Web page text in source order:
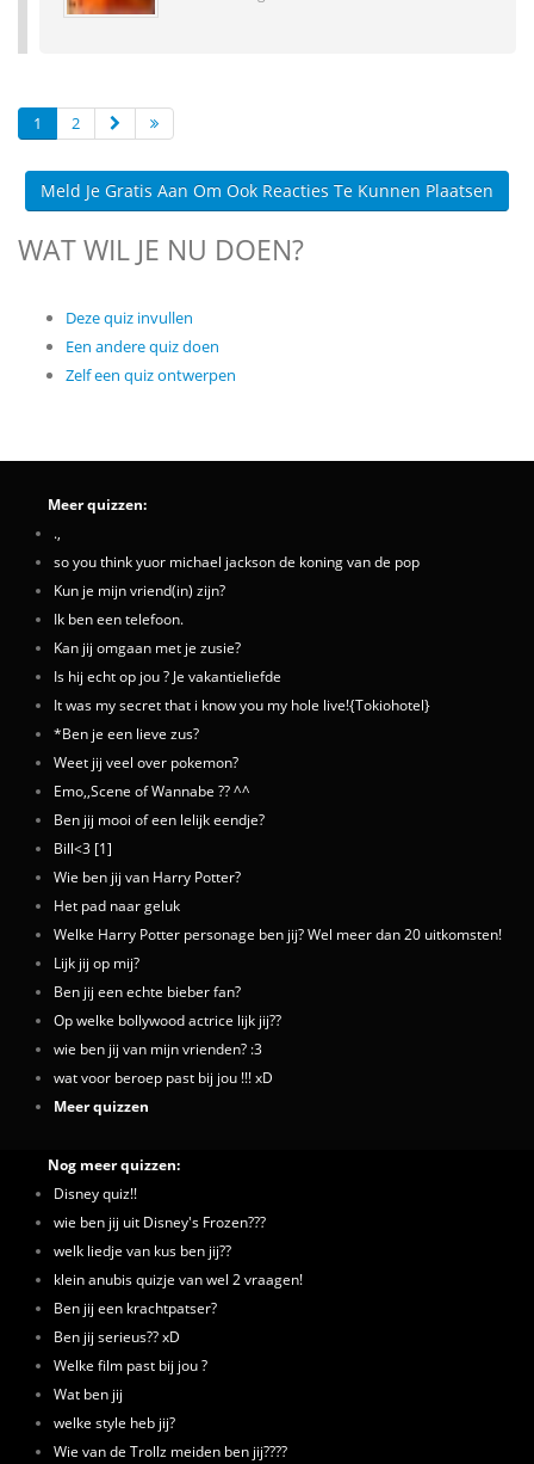
1 2
Meld Je Gratis Aan Om Ook Reacties Te Kunnen Plaatsen
WAT WIL JE NU DOEN?
Deze quiz invullen
Een andere quiz doen
Zelf een quiz ontwerpen
Meer quizzen:
.,
so you think yuor michael jackson de koning van de pop
Kun je mijn vriend(in) zijn?
Ik ben een telefoon.
Kan jij omgaan met je zusie?
Is hij echt op jou ? Je vakantieliefde
It was my secret that i know you my hole live!{Tokiohotel}
*Ben je een lieve zus?
Weet jij veel over pokemon?
Emo,,Scene of Wannabe ?? ^^
Ben jij mooi of een lelijk eendje?
Bill<3 [1]
Wie ben jij van Harry Potter?
Het pad naar geluk
Welke Harry Potter personage ben jij? Wel meer dan 20 uitkomsten!
Lijk jij op mij?
Ben jij een echte bieber fan?
Op welke bollywood actrice lijk jij??
wie ben jij van mijn vrienden? :3
wat voor beroep past bij jou !!! xD
Meer quizzen
Nog meer quizzen:
Disney quiz!!
wie ben jij uit Disney's Frozen???
welk liedje van kus ben jij??
klein anubis quizje van wel 2 vraagen!
Ben jij een krachtpatser?
Ben jij serieus?? xD
Welke film past bij jou ?
Wat ben jij
welke style heb jij?
Wie van de Trollz meiden ben jij????